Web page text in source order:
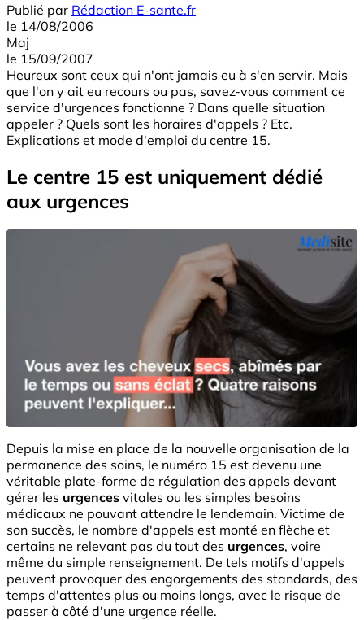
Publié par Rédaction E-sante.fr
le 14/08/2006
Maj
le 15/09/2007
Heureux sont ceux qui n'ont jamais eu à s'en servir. Mais
que l'on y ait eu recours ou pas, savez-vous comment ce
service d'urgences fonctionne ? Dans quelle situation
appeler ? Quels sont les horaires d'appels ? Etc.
Explications et mode d'emploi du centre 15.
Le centre 15 est uniquement dédié
aux urgences
Depuis la mise en place de la nouvelle organisation de la
permanence des soins, le numéro 15 est devenu une
véritable plate-forme de régulation des appels devant
gérer les urgences vitales ou les simples besoins
médicaux ne pouvant attendre le lendemain. Victime de
son succès, le nombre d'appels est monté en flèche et
certains ne relevant pas du tout des urgences, voire
même du simple renseignement. De tels motifs d'appels
peuvent provoquer des engorgements des standards, des
temps d'attentes plus ou moins longs, avec le risque de
passer à côté d'une urgence réelle.